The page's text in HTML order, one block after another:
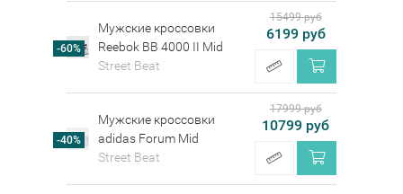
-60%
Мужские кроссовки
Reebok BB 4000 II Mid
Street Beat
15499 руб
6199 руб
-40%
Мужские кроссовки
adidas Forum Mid
Street Beat
17999 руб
10799 руб